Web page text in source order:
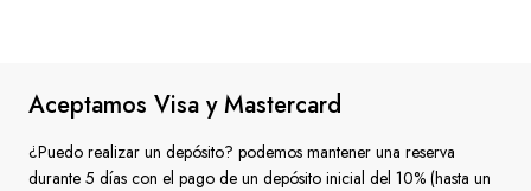
Aceptamos Visa y Mastercard
¿Puedo realizar un depósito? podemos mantener una reserva
durante 5 días con el pago de un depósito inicial del 10% (hasta un